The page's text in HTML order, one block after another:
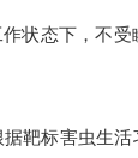
状态下，不
靶标害虫生